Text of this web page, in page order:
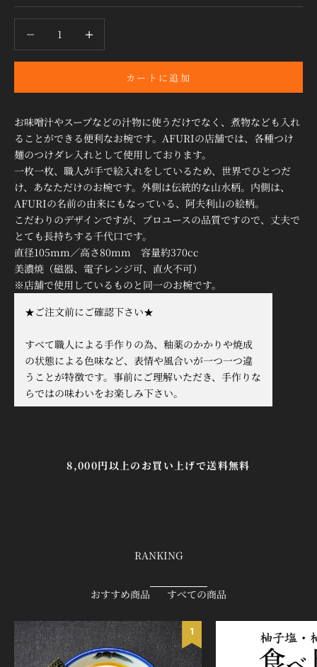
カートに追加
お味噌汁やスープなどの汁物に使うだけでなく、煮物なども入れ
ることができる便利なお椀です。AFURIの店舗では、各種つけ
麺のつけダレ入れとして使用しております。
一枚一枚、職人が手で絵入れをしているため、世界でひとつだ
け、あなただけのお椀です。外側は伝統的な山水柄。内側は、
AFURIの名前の由来にもなっている、阿夫利山の絵柄。
こだわりのデザインですが、プロユースの品質ですので、丈夫で
とても長持ちする千代口です。
直径105mm／高さ80mm 容量約370cc
美濃焼（磁器、電子レンジ可、直火不可）
※店舗で使用しているものと同一のお椀です。
★ご注文前にご確認下さい★
すべて職人による手作りの為、釉薬のかかりや焼成
の状態による色味など、表情や風合いが一つ一つ違
うことが特徴です。事前にご理解いただき、手作りな
らではの味わいをお楽しみ下さい。
8,000円以上のお買い上げで送料無料
RANKING
おすすめ商品 すべての商品
1